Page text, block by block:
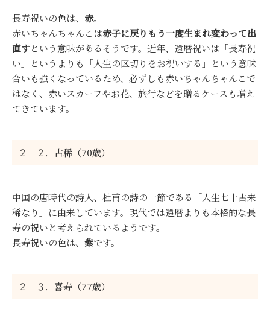
長寿祝いの色は、 赤。
赤いちゃんちゃんこは赤子に戻りもう一度生まれ変わって出
直すという意味があるそうです。近年、還暦祝いは「長寿祝
い」というよりも「人生の区切りをお祝いする」という意味
合いも強くなっているため、必ずしも赤いちゃんちゃんこで
はなく、赤いスカーフやお花、旅行などを贈るケースも増え
てきています。
２－２．古稀（70歳）
中国の唐時代の詩人、杜甫の詩の一節である「人生七十古来
稀なり」に由来しています。現代では還暦よりも本格的な長
寿の祝いと考えられているようです。
長寿祝いの色は、 紫です。
２－３．喜寿（77歳）